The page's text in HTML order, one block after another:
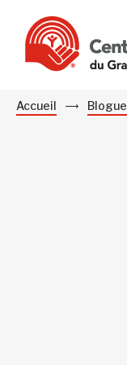
Accueil Blogue